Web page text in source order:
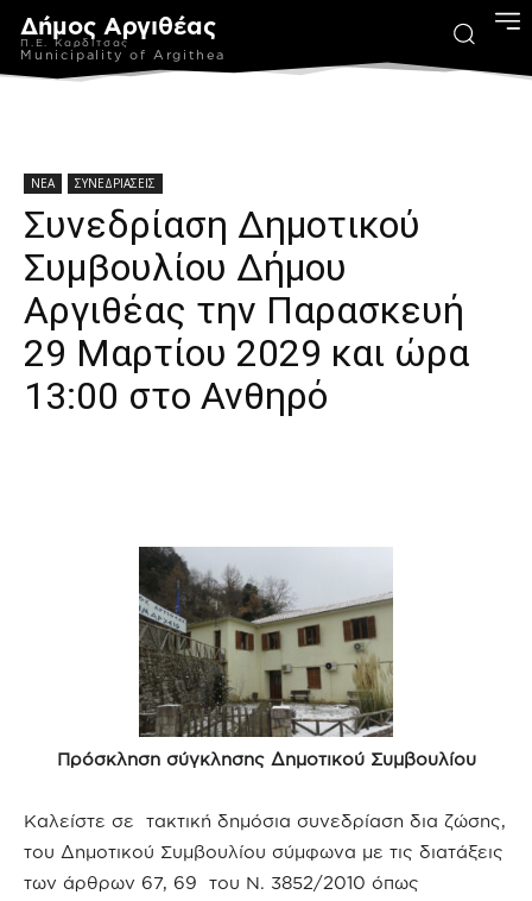
Δήμος Αργιθέας
Π.Ε. Καρδίτσας
Municipality of Argithea
ΝΕΑ ΣΥΝΕΔΡΙΑΣΕΙΣ
Συνεδρίαση Δημοτικού
Συμβουλίου Δήμου
Αργιθέας την Παρασκευή
29 Μαρτίου 2029 και ώρα
13:00 στο Ανθηρό
Πρόσκληση σύγκλησης Δημοτικού Συμβουλίου
Καλείστε σε τακτική δημόσια συνεδρίαση δια ζώσης,
του Δημοτικού Συμβουλίου σύμφωνα με τις διατάξεις
των άρθρων 67, 69 του Ν. 3852/2010 όπως